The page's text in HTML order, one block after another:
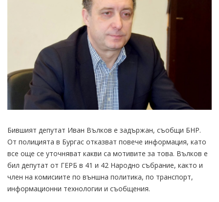
Бившият депутат Иван Вълков е задържан, съобщи БНР.
От полицията в Бургас отказват повече информация, като
все още се уточняват какви са мотивите за това. Вълков е
бил депутат от ГЕРБ в 41 и 42 Народно събрание, както и
член на комисиите по външна политика, по транспорт,
информационни технологии и съобщения.